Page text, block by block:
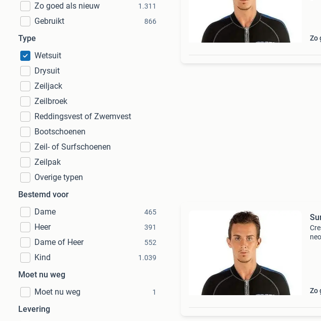
Zo goed als nieuw 1.311
Gebruikt 866
Type
Wetsuit
Drysuit
Zeiljack
Zeilbroek
Reddingsvest of Zwemvest
Bootschoenen
Zeil- of Surfschoenen
Zeilpak
Overige typen
Bestemd voor
Dame
465
Heer 391
Dame of Heer 552
Kind 1.039
Moet nu weg
Moet nu weg
1
Levering
Zo
Zo